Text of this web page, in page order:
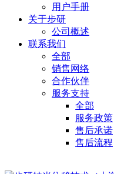
用户手册
关于步研
公司概述
联系我们
全部
销售网络
合作伙伴
服务支持
全部
服务政策
售后承诺
售后流程